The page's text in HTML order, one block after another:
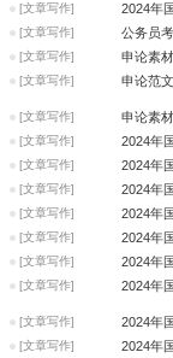
[文章写作]
[文章写作]
[文章写作]
[文章写作]
[文章写作]
[文章写作]
[文章写作]
[文章写作]
[文章写作]
[文章写作]
[文章写作]
[文章写作]
[文章写作]
[文章写作]